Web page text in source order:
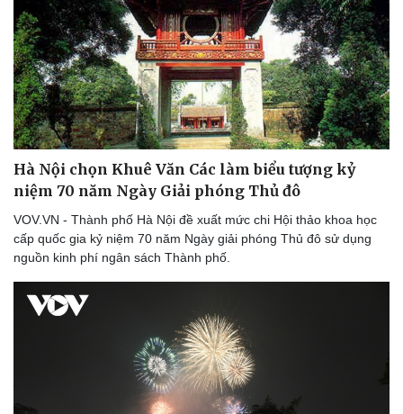
Hà Nội chọn Khuê Văn Các làm biểu tượng kỷ
niệm 70 năm Ngày Giải phóng Thủ đô
VOV.VN - Thành phố Hà Nội đề xuất mức chi Hội thảo khoa học
cấp quốc gia kỷ niệm 70 năm Ngày giải phóng Thủ đô sử dụng
nguồn kinh phí ngân sách Thành phố.